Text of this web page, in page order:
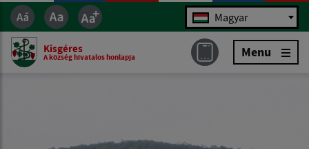
Jazyk Magyar
Kisgéres
A község hivatalos honlapja Menu